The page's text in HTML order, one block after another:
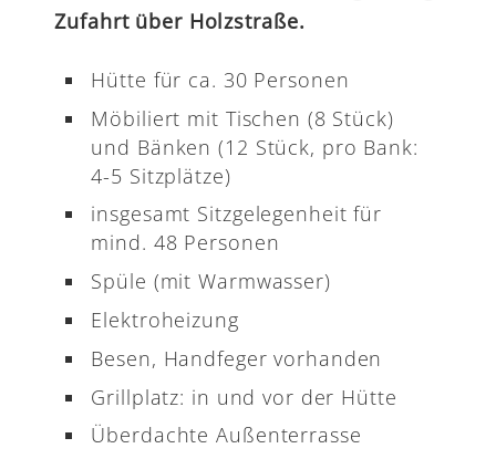
Zufahrt über Holzstraße.
Hütte für ca. 30 Personen
Möbiliert mit Tischen (8 Stück)
und Bänken (12 Stück, pro Bank:
4-5 Sitzplätze)
insgesamt Sitzgelegenheit für
mind. 48 Personen
Spüle (mit Warmwasser)
Elektroheizung
Besen, Handfeger vorhanden
Grillplatz: in und vor der Hütte
Überdachte Außenterrasse